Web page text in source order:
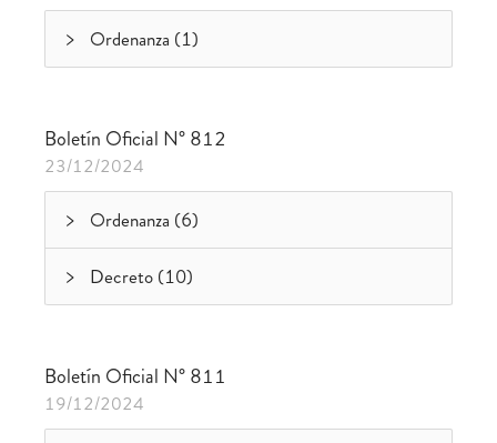
Ordenanza (1)
Boletín Oficial N° 812
23/12/2024
Ordenanza (6)
Decreto (10)
Boletín Oficial N° 811
19/12/2024